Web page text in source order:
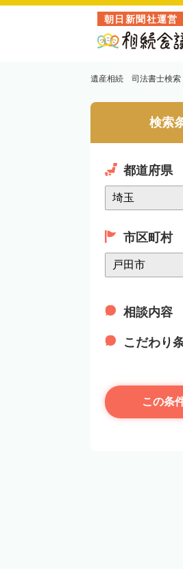
朝日新聞社運営
遺産相続 司法書士検索
検索
都道府県
市区町村
相談内容
こだわり
この条